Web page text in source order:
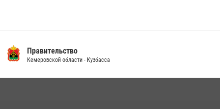
14 июля 2026, 08:52 1
Правительство
Кемеровской области - Кузбасса